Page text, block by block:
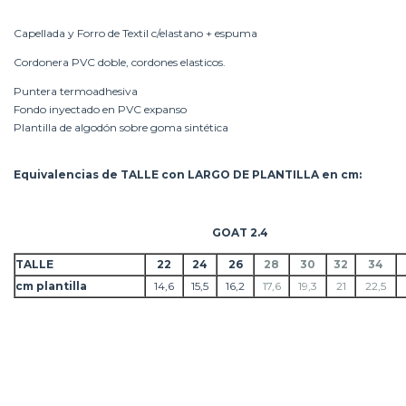
Capellada y Forro de Textil c/elastano + espuma
Cordonera PVC doble, cordones elasticos.
Puntera termoadhesiva
Fondo inyectado en PVC expanso
Plantilla de algodón sobre goma sintética
Equivalencias de TALLE con LARGO DE PLANTILLA en cm:
GOAT 2.4
TALLE 22 24 26 28 30 32 34
cm plantilla
14,6 15,5 16,2 17,6 19,3 21 22,5